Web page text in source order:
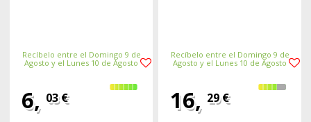
Recíbelo entre el Domingo 9 de
Agosto y el Lunes 10 de Agosto
6, 03 €
Recíbelo entre el Domingo 9 de
Agosto y el Lunes 10 de Agosto
16, 29 €